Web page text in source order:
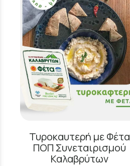
Τυροκαυτερή με Φέτα
ΠΟΠ Συνεταιρισμού
Καλαβρύτων